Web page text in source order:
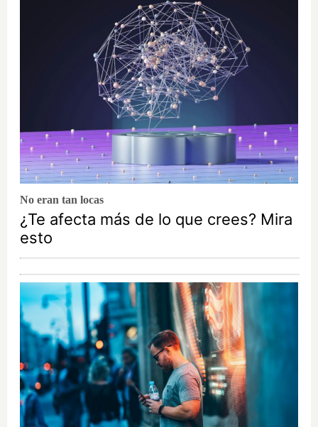
No eran tan locas
¿Te afecta más de lo que crees? Mira
esto